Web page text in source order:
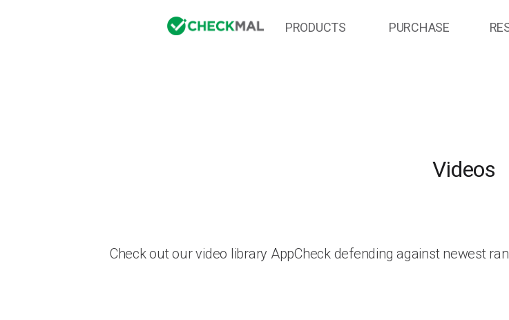
PRODUCTS PURCHASE
Videos
Check out our video library AppCheck defending against newest